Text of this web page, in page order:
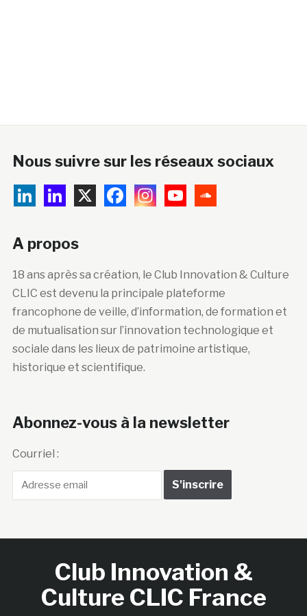
Nous suivre sur les réseaux sociaux
A propos
18 ans après sa création, le Club Innovation & Culture
CLIC est devenu la principale plateforme
francophone de veille, d’information, de formation et
de mutualisation sur l’innovation technologique et
sociale dans les lieux de patrimoine artistique,
historique et scientifique.
Abonnez-vous à la newsletter
Courriel :
Club Innovation &
Culture CLIC France